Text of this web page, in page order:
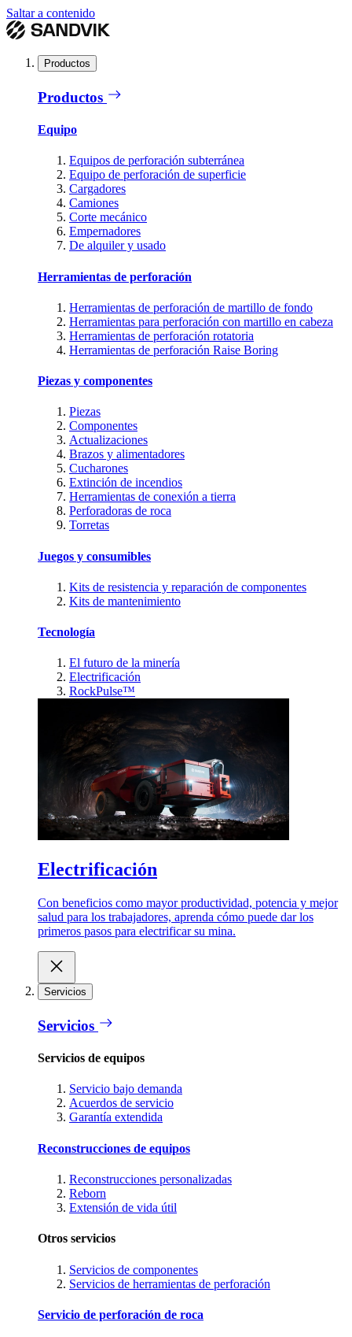
Saltar a contenido
Productos
Productos
Equipo
Equipos de perforación subterránea
Equipo de perforación de superficie
Cargadores
Camiones
Corte mecánico
Empernadores
De alquiler y usado
Herramientas de perforación
Herramientas de perforación de martillo de fondo
Herramientas para perforación con martillo en cabeza
Herramientas de perforación rotatoria
Herramientas de perforación Raise Boring
Piezas y componentes
Piezas
Componentes
Actualizaciones
Brazos y alimentadores
Cucharones
Extinción de incendios
Herramientas de conexión a tierra
Perforadoras de roca
Torretas
Juegos y consumibles
Kits de resistencia y reparación de componentes
Kits de mantenimiento
Tecnología
El futuro de la minería
Electrificación
RockPulse™
Electrificación
Con beneficios como mayor productividad, potencia y mejor
salud para los trabajadores, aprenda cómo puede dar los
primeros pasos para electrificar su mina.
Servicios
Servicios
Servicios de equipos
Servicio bajo demanda
Acuerdos de servicio
Garantía extendida
Reconstrucciones de equipos
Reconstrucciones personalizadas
Reborn
Extensión de vida útil
Otros servicios
Servicios de componentes
Servicios de herramientas de perforación
Servicio de perforación de roca